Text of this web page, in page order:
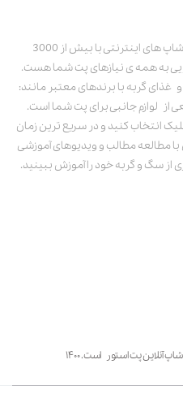
پت استور به عنوان یکی از قدیمی‌ترین پت شاپ های اینترنتی با بیش از 3000
به همه ی نیازهای پت شما هست.
گربه با برندهای معتبر مانند:
از لوازم جانبی برای پت شما است.
انتخاب کنید و در سریع ترین زمان
مطالعه مطالب و ویدیوهای آموزشی
از سگ و گربه خود را آموزش ببینید.
آنلاین پت استور است. ۱۴۰۰